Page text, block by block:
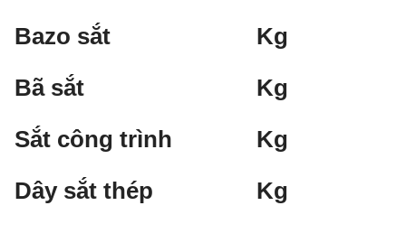
Bazo sắt
Kg
Bã sắt
Kg
Sắt công trình
Kg
Dây sắt thép
Kg